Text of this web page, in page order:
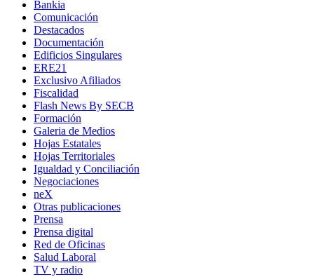
Bankia
Comunicación
Destacados
Documentación
Edificios Singulares
ERE21
Exclusivo Afiliados
Fiscalidad
Flash News By SECB
Formación
Galeria de Medios
Hojas Estatales
Hojas Territoriales
Igualdad y Conciliación
Negociaciones
neX
Otras publicaciones
Prensa
Prensa digital
Red de Oficinas
Salud Laboral
TV y radio